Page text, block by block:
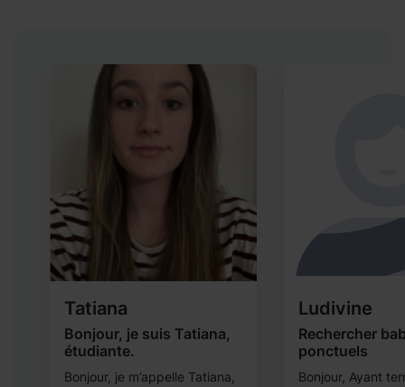
Tatiana
Bonjour, je suis Tatiana,
étudiante.
Bonjour, je m’appelle Tatiana,
Ludivine
Rechercher
ponctuels
Bonjour, Ayant